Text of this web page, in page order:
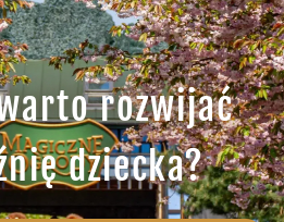
rozwijać
dziecka?